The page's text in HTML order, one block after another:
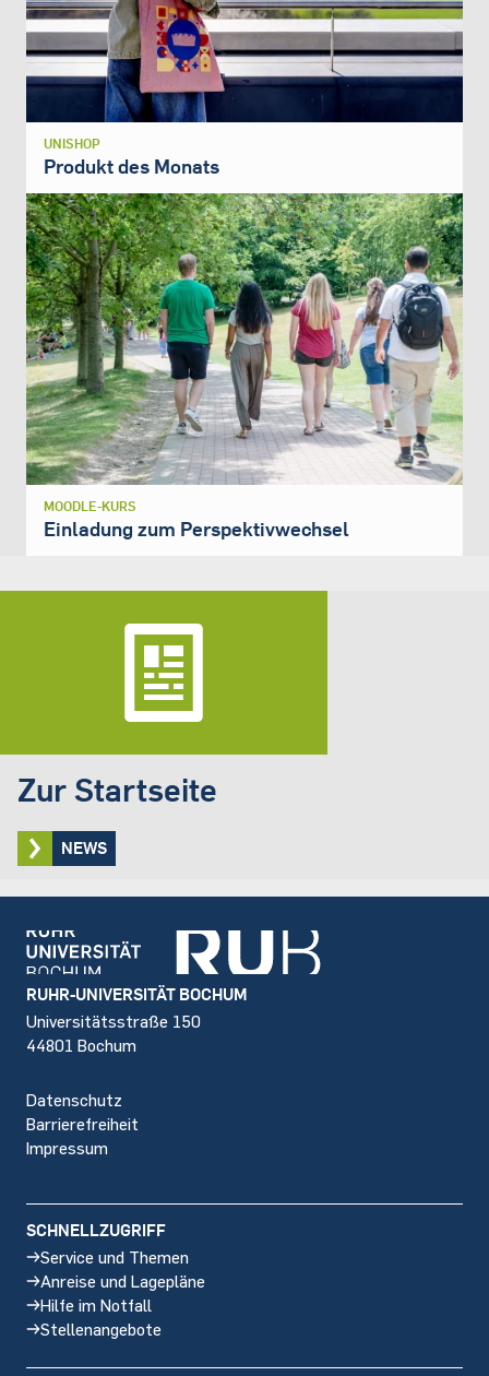
UNISHOP
Produkt des Monats
MOODLE-KURS
Einladung zum Perspektivwechsel
Zur Startseite
NEWS
Footer
RUHR-UNIVERSITÄT BOCHUM
Universitätsstraße 150
44801 Bochum
Datenschutz
Barrierefreiheit
Impressum
SCHNELLZUGRIFF
Service und Themen
Anreise und Lagepläne
Hilfe im Notfall
Stellenangebote